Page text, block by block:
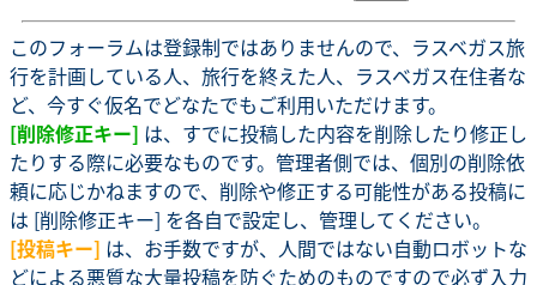
このフォーラムは登録制ではありませんので、ラスベガス旅
行を計画している人、旅行を終えた人、ラスベガス在住者な
ど、今すぐ仮名でどなたでもご利用いただけます。
[削除修正キー] は、すでに投稿した内容を削除したり修正し
たりする際に必要なものです。管理者側では、個別の削除依
頼に応じかねますので、削除や修正する可能性がある投稿に
は [削除修正キー] を各自で設定し、管理してください。
[投稿キー] は、お手数ですが、人間ではない自動ロボットな
どによる悪質な大量投稿を防ぐためのものですので必ず入力